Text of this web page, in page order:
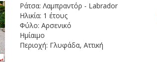
Ράτσα: Λαμπραντόρ - Labrador
Ηλικία: 1 έτους
Φύλο: Αρσενικό
Ημίαιμο
Περιοχή: Γλυφάδα, Αττική